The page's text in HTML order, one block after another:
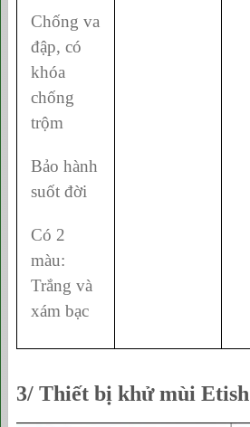
Chống va
đập, có
khóa
chống
trộm
Bảo hành
suốt đời
Có 2
màu:
Trắng và
xám bạc
3/ Thiết bị khử mùi Etish